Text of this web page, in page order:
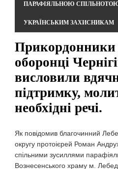
ПАРАФІЯЛЬНОЮ
УКРАЇНСЬКИМ ЗАХИСНИКАМ
оборонці
висловили
підтримку,
необхідні речі.
Як повідомив благочинний
округу протоієрей Роман
спільними зусиллями
Вознесенського храму м.